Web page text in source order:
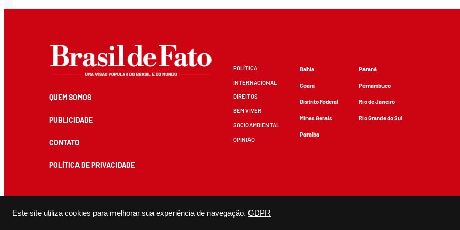
Este site utiliza cookies para melhorar sua experiência de navegação. GDPR
QUEM SOMOS
PUBLICIDADE
CONTATO
POLÍTICA DE PRIVACIDADE
POLÍTICA
INTERNACIONAL
DIREITOS
BEM VIVER
SOCIOAMBIENTAL
OPINIÃO
Bahia
Ceará
Distrito Federal
Minas Gerais
Paraíba
Paraná
Pernambuco
Rio de Janeiro
Rio Grande do Sul